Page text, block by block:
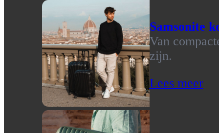
Samsonite
Van
zijn.
Lees meer